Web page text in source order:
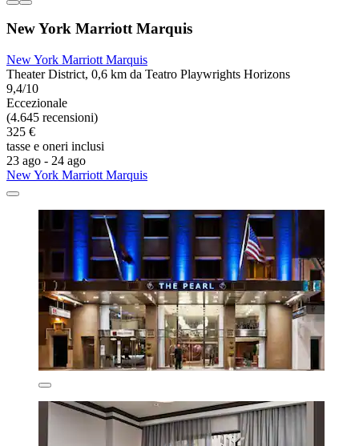
New York Marriott Marquis
New York Marriott Marquis
Theater District, 0,6 km da Teatro Playwrights Horizons
9,4/10
Eccezionale
(4.645 recensioni)
325 €
tasse e oneri inclusi
23 ago - 24 ago
New York Marriott Marquis